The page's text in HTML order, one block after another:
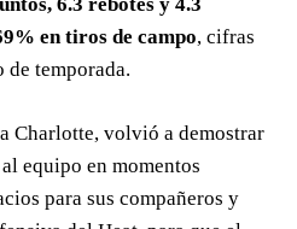
6.3 rebotes y 4.3
en tiros de campo, cifras
temporada.
Charlotte, volvió a demostrar
equipo en momentos
para sus compañeros y